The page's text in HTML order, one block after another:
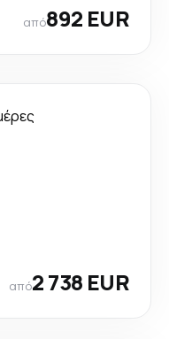
από892 EUR
από2 738 EUR